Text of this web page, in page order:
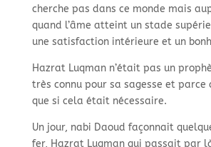
cherche pas dans ce monde mais
quand l’âme atteint un stade
une satisfaction intérieure et un
Hazrat Luqman n’était pas un
très connu pour sa sagesse et parce
que si cela était nécessaire.
Un jour, nabi Daoud façonnait
fer, Hazrat Luqman qui passait par